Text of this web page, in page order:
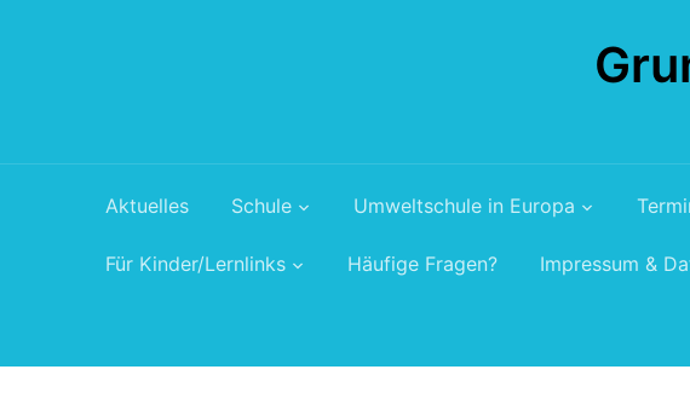
Aktuelles Schule Umweltschule in Europa
Für Kinder/Lernlinks Häufige Fragen? Impressum &